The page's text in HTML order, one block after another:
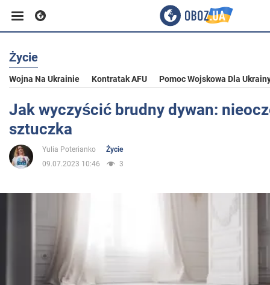
Biznes
Sport
Rozrywka
Społeczeństwo
Życie
Wojna Na Ukrainie Kontratak AFU Pomoc Wojskowa Dla
Jak wyczyścić brudny dywan:
sztuczka
Yulia Poterianko
Życie
09.07.2023 10:46
3